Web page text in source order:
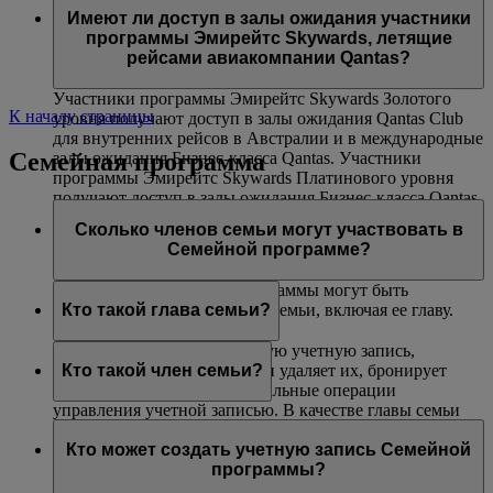
авиакомпаниями Эмирейтс и flydubai. Данная
возможность недоступна на совместных рейсах,
выполняемых другими авиакомпаниями, и на
маршрутах, включающих рейсы других авиакомпаний.
(только на маршрутах, где действуют ограничения
по весу).
Платинового и Золотого уровней могут воспользоваться
услугой приоритетной посадки в самолет.
Имеют ли доступ в залы ожидания участники
программы Эмирейтс Skywards, летящие
рейсами авиакомпании Qantas?
Участники программы Эмирейтс Skywards Золотого
уровня получают доступ в залы ожидания Qantas Club
для внутренних рейсов в Австралии и в международные
залы ожидания Бизнес-класса Qantas. Участники
программы Эмирейтс Skywards Платинового уровня
получают доступ в залы ожидания Бизнес-класса Qantas
внутренних рейсов в Австралии и в международные
залы ожидания Бизнес-класса Qantas.
К началу страницы
Семейная программа
Сколько членов семьи могут участвовать в
Семейной программе?
В одну учетную запись программы могут быть
включены до восьми членов семьи, включая ее главу.
Кто такой глава семьи?
Глава семьи создает Семейную учетную запись,
добавляет в нее участников и удаляет их, бронирует
билеты и выполняет все остальные операции
управления учетной записью. В качестве главы семьи
18 лет. Чтобы добавить участника программы Skysurfers
в учетную запись Семейной программы, глава семьи
Кто такой член семьи?
Семейной программы и может внести 0 % или 100 %
своих миль Skywards, полученных за перелеты рейсами
Кто может создать учетную запись Семейной
программы?